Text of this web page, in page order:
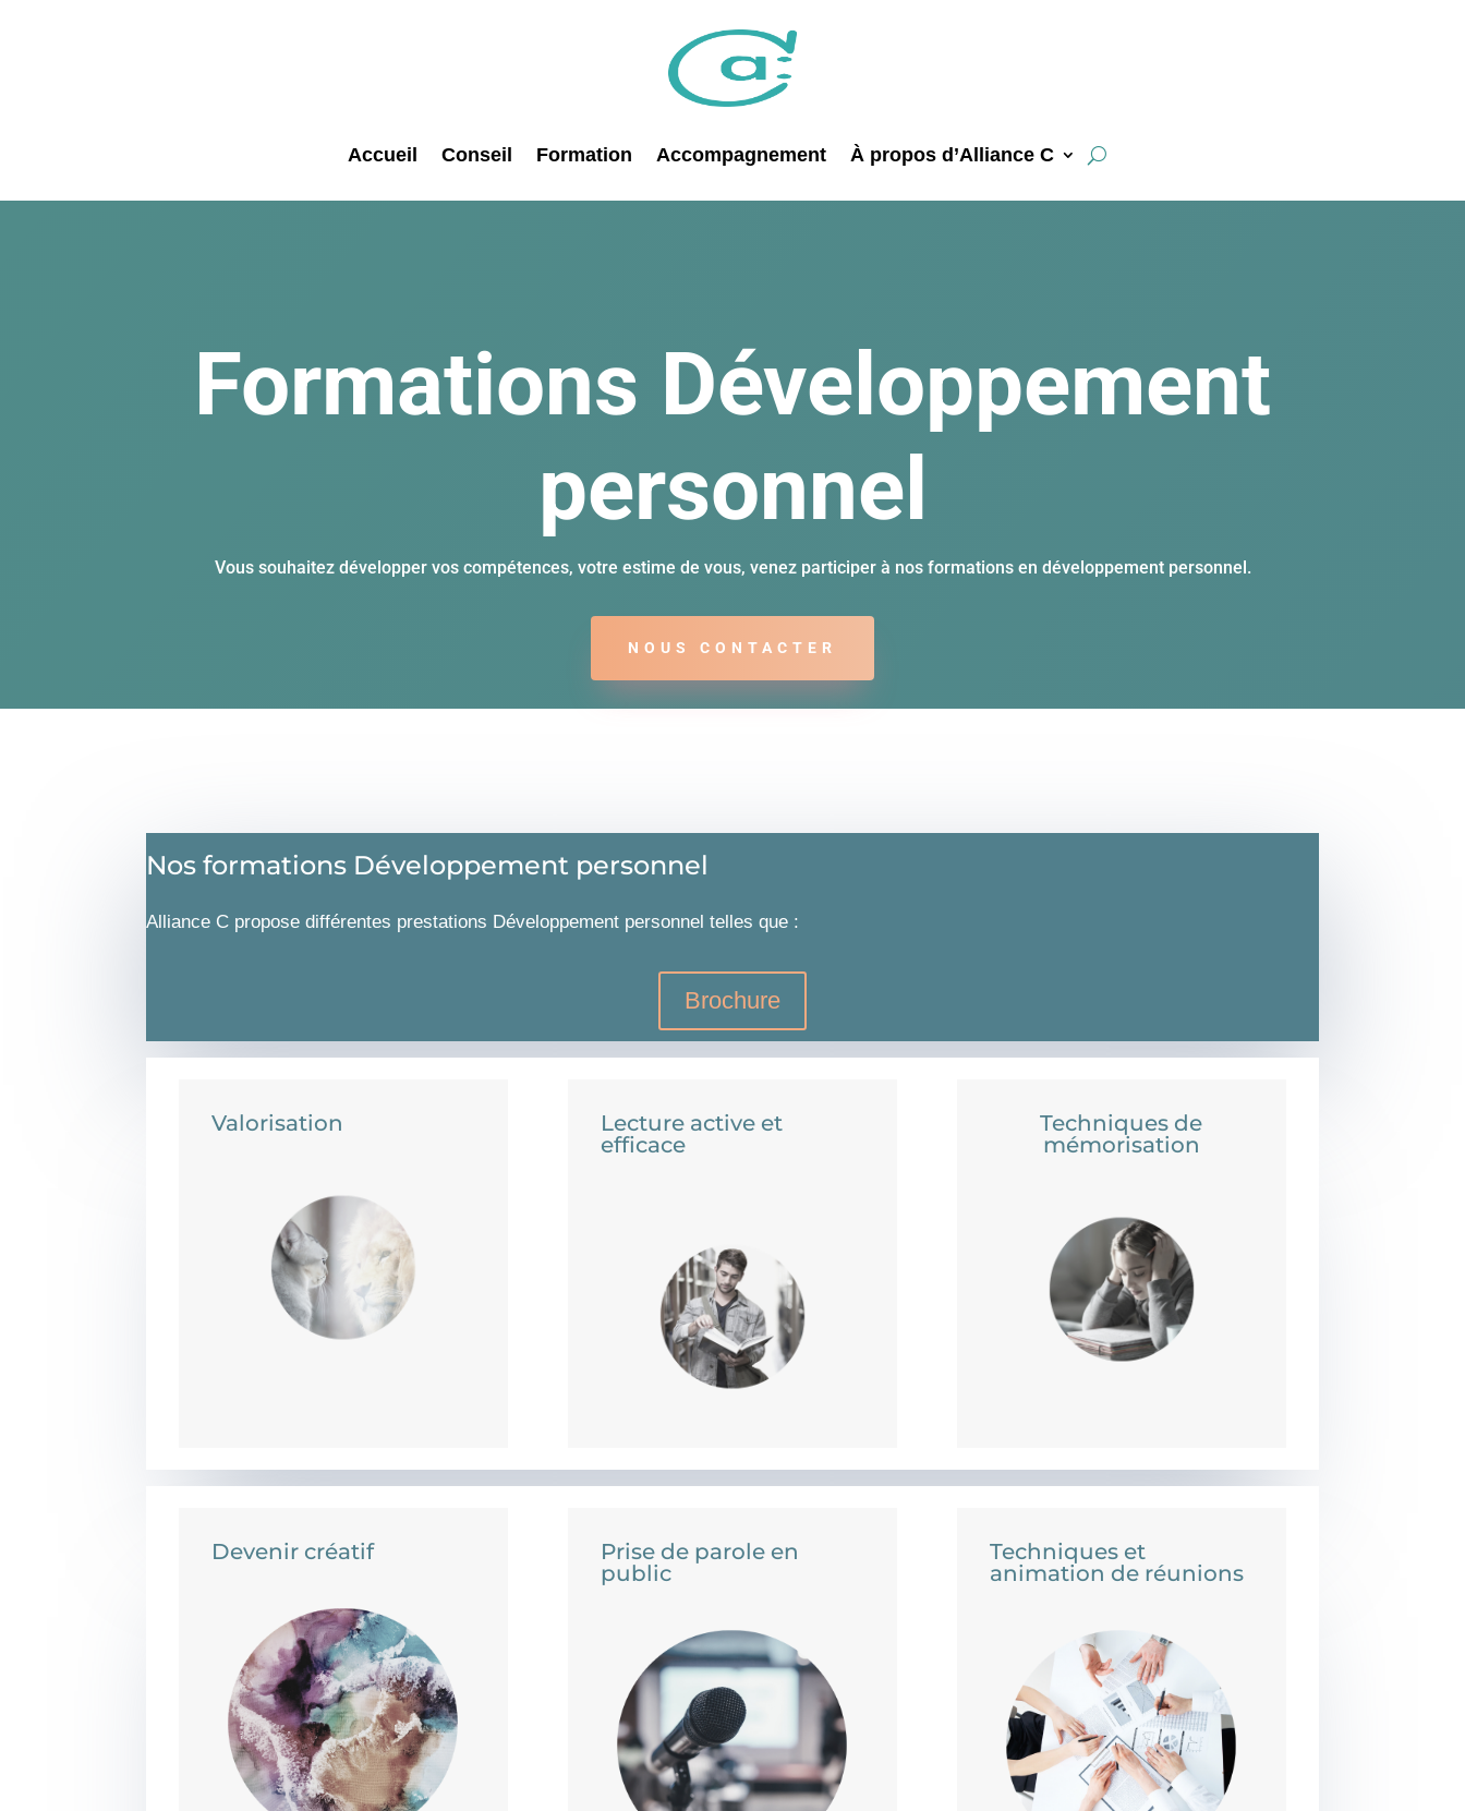
Accueil Conseil Formation Accompagnement À propos d’Alliance C
Formations Développement
personnel
Vous souhaitez développer vos compétences, votre estime de vous, venez participer à nos formations en développement personnel.
NOUS CONTACTER
Nos formations Développement personnel
Alliance C propose différentes prestations Développement personnel telles que :
Brochure
Valorisation
Lecture active et
efficace
Techniques de
mémorisation
Devenir créatif
Prise de parole en
public
Techniques et
animation de réunions